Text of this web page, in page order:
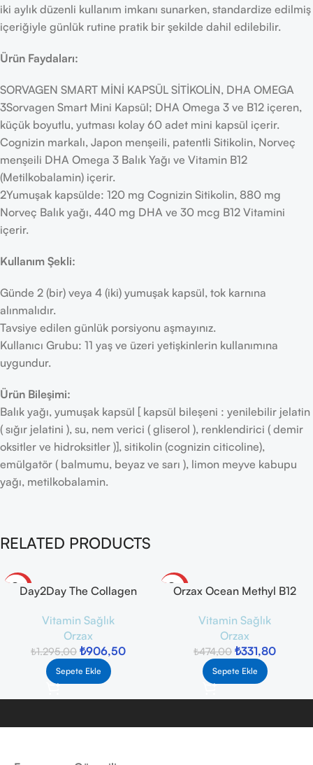
iki aylık düzenli kullanım imkanı sunarken, standardize edilmiş
içeriğiyle günlük rutine pratik bir şekilde dahil edilebilir.
Ürün Faydaları:
SORVAGEN SMART MİNİ KAPSÜL SİTİKOLİN, DHA OMEGA
3Sorvagen Smart Mini Kapsül; DHA Omega 3 ve B12 içeren,
küçük boyutlu, yutması kolay 60 adet mini kapsül içerir.
Cognizin markalı, Japon menşeili, patentli Sitikolin, Norveç
menşeili DHA Omega 3 Balık Yağı ve Vitamin B12
(Metilkobalamin) içerir.
2Yumuşak kapsülde: 120 mg Cognizin Sitikolin, 880 mg
Norveç Balık yağı, 440 mg DHA ve 30 mcg B12 Vitamini
içerir.
Kullanım Şekli:
Günde 2 (bir) veya 4 (iki) yumuşak kapsül, tok karnına
alınmalıdır.
Tavsiye edilen günlük porsiyonu aşmayınız.
Kullanıcı Grubu: 11 yaş ve üzeri yetişkinlerin kullanımına
uygundur.
Ürün Bileşimi:
Balık yağı, yumuşak kapsül [ kapsül bileşeni : yenilebilir jelatin
( sığır jelatini ), su, nem verici ( gliserol ), renklendirici ( demir
oksitler ve hidroksitler )], sitikolin (cognizin citicoline),
emülgatör ( balmumu, beyaz ve sarı ), limon meyve kabupu
yağı, metilkobalamin.
RELATED PRODUCTS
-30%Day2Day The Collagen
Yeşil Elma Aromalı
Vitamin Sağlık
Orzax
₺1.295,00 ₺906,50
Sepete Ekle
-30%
Orzax Ocean Methyl B12
Vitamin Sağlık
Orzax
₺474,00 ₺331,80
Sepete Ekle